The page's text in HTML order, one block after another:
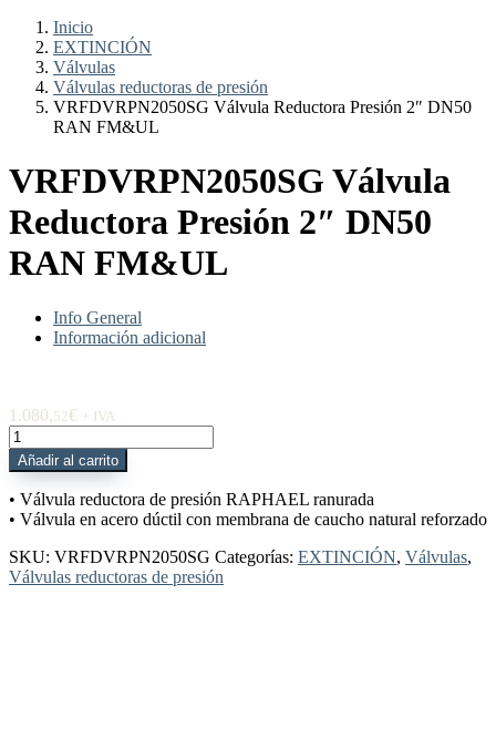
Inicio
EXTINCIÓN
Válvulas
Válvulas reductoras de presión
VRFDVRPN2050SG Válvula Reductora Presión 2″ DN50
RAN FM&UL
VRFDVRPN2050SG Válvula
Reductora Presión 2″ DN50
RAN FM&UL
Info General
Información adicional
1.080,52€ + IVA
VRFDVRPN2050SG
Válvula
Reductora
Presión
2"
RAN
FM&UL
Añadir al carrito
• Válvula reductora de presión RAPHAEL ranurada
• Válvula en acero dúctil con membrana de caucho natural reforzado
SKU: VRFDVRPN2050SG Categorías: EXTINCIÓN, Válvulas,
Válvulas reductoras de presión